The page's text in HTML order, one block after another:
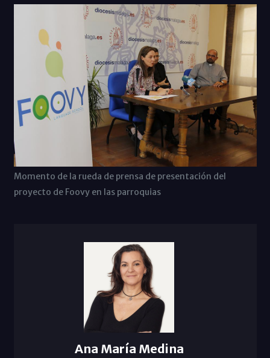
Momento de la rueda de prensa de presentación del
proyecto de Foovy en las parroquias
Ana María Medina